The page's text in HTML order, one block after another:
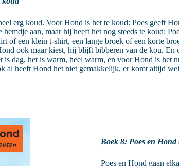
erg koud. Voor Hond is het te koud: Poes geeft
aan, maar hij heeft het nog steeds te koud:
of een klein t-shirt, een lange broek of een korte
ook maar kiest, hij blijft bibberen van de kou.
dag, het is warm, heel warm, en voor Hond is het
al heeft Hond het niet gemakkelijk, er komt altijd
Boek 8: Poes en
Poes en Hond gaan